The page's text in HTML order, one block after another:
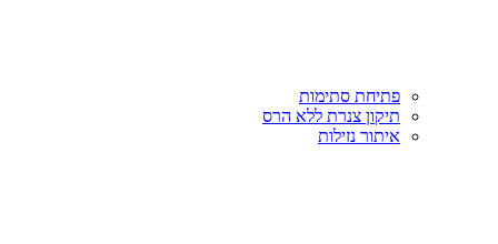
פתיחת סתימות
תיקון צנרת ללא הרס
איתור נזילות